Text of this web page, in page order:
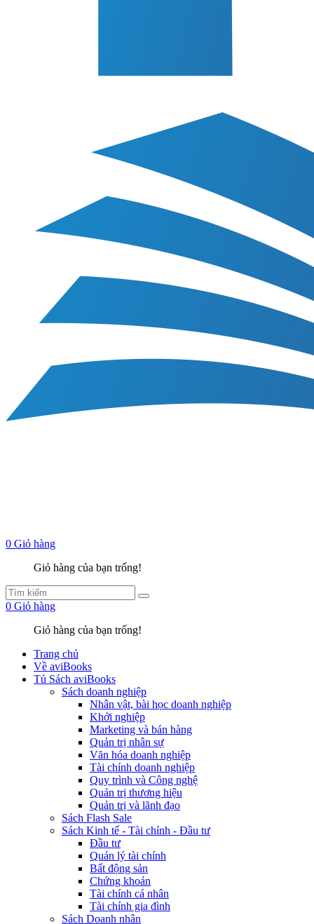
0 Giỏ hàng
Giỏ hàng của bạn trống!
0 Giỏ hàng
Giỏ hàng của bạn trống!
Trang chủ
Về aviBooks
Tủ Sách aviBooks
Sách doanh nghiệp
Nhân vật, bài học doanh nghiệp
Khởi nghiệp
Marketing và bán hàng
Quản trị nhân sự
Văn hóa doanh nghiệp
Tài chính doanh nghiệp
Quy trình và Công nghệ
Quản trị thương hiệu
Quản trị và lãnh đạo
Sách Flash Sale
Sách Kinh tế - Tài chính - Đầu tư
Đầu tư
Quản lý tài chính
Bất động sản
Chứng khoán
Tài chính cá nhân
Tài chính gia đình
Sách Doanh nhân